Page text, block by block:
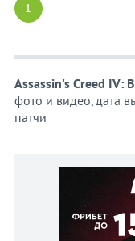
1
Assassin's Creed IV:
фото и видео, дата
патчи